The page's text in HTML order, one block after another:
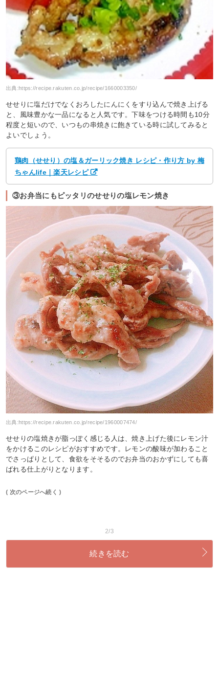
出典:https://recipe.rakuten.co.jp/recipe/1660003350/
せせりに塩だけでなくおろしたにんにくをすり込んで焼き上げる
と、風味豊かな一品になると人気です。下味をつける時間も10分
程度と短いので、いつもの串焼きに飽きている時に試してみると
よいでしょう。
鶏肉（せせり）の塩＆ガーリック焼き レシピ・作り方 by 梅
ちゃんlife｜楽天レシピ
③お弁当にもピッタリのせせりの塩レモン焼き
出典: https://recipe.rakuten.co.jp/recipe/1960007474/
せせりの塩焼きが脂っぽく感じる人は、焼き上げた後にレモン汁
をかけるこのレシピがおすすめです。レモンの酸味が加わること
でさっぱりとして、食欲をそそるのでお弁当のおかずにしても喜
ばれる仕上がりとなります。
( 次のページへ続く )
2/3
続きを読む